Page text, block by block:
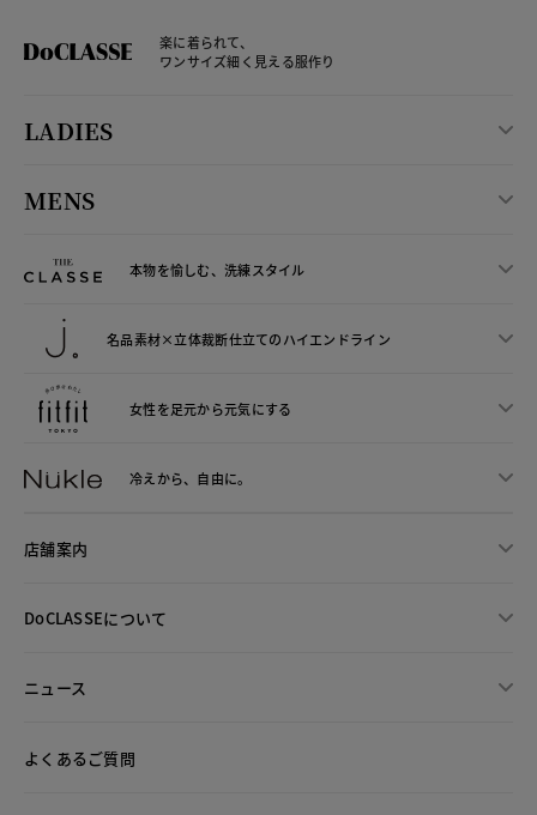
楽に着られて、
ワンサイズ細く見える服作り
LADIES
MENS
本物を愉しむ、洗練スタイル
名品素材×立体裁断仕立てのハイエンドライン
女性を足元から元気にする
冷えから、 自由に。
店舗案内
DoCLASSEについて
ニュース
よくあるご質問